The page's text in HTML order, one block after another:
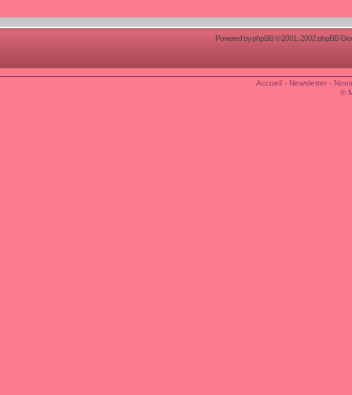
Powered byphpBB© 2001, 2002 phpBB
Accueil- Newsletter-
©